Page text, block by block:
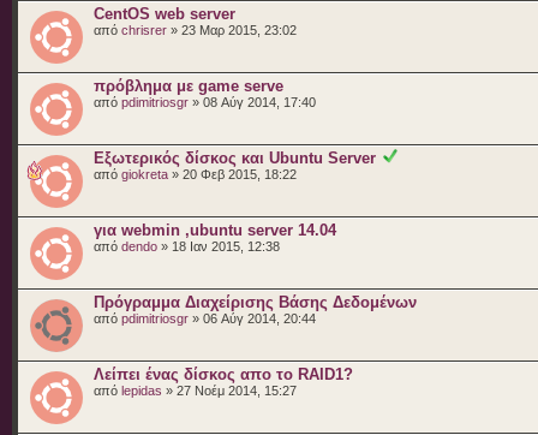
CentOS web server
από chrisrer » 23 Μαρ 2015, 23:02
πρόβλημα με game serve
από pdimitriosgr » 08 Αύγ 2014, 17:40
Εξωτερικός δίσκος και Ubuntu Server
από giokreta » 20 Φεβ 2015, 18:22
για webmin ,ubuntu server 14.04
από dendo » 18 Ιαν 2015, 12:38
Πρόγραμμα Διαχείρισης Βάσης Δεδομένων
από pdimitriosgr » 06 Αύγ 2014, 20:44
Λείπει ένας δίσκος απο το RAID1?
από lepidas » 27 Νοέμ 2014, 15:27